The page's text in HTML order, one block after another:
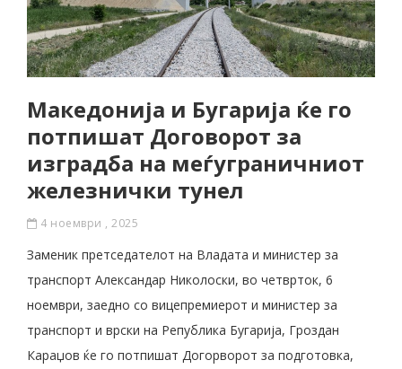
Македонија и Бугарија ќе го
потпишат Договорот за
изградба на меѓуграничниот
железнички тунел
4 ноември , 2025
Заменик претседателот на Владата и министер за
транспорт Александар Николоски, во четврток, 6
ноември, заедно со вицепремиерот и министер за
транспорт и врски на Република Бугарија, Гроздан
Караџов ќе го потпишат Догорворот за подготовка,